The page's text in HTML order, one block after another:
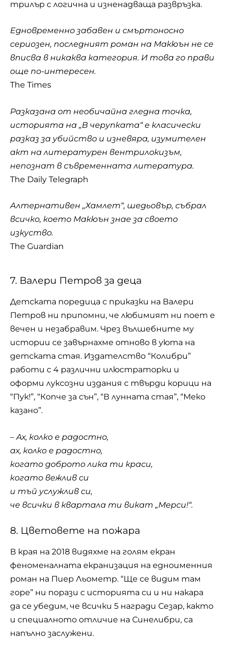
трилър с логична и изненадваща развръзка.
Едновременно забавен и смъртоносно
сериозен, последният роман на Макюън не се
вписва в никаква категория. И това го прави
още по-интересен.
The Times
Разказана от необичайна гледна точка,
историята на „В черупката“ е класически
разказ за убийство и изневяра, изумителен
акт на литературен вентрилокизъм,
непознат в съвременната литература.
The Daily Telegraph
Алтернативен „Хамлет“, шедьовър, събрал
всичко, което Макюън знае за своето
изкуство.
The Guardian
7. Валери Петров за деца
Детската поредица с приказки на Валери
Петров ни припомни, че любимият ни поет е
вечен и незабравим. Чрез вълшебните му
истории се завърнахме отново в уюта на
детската стая. Издателство “Колибри”
работи с 4 различни илюстраторки и
оформи луксозни издания с твърди корици на
“Пук!”, “Копче за сън”, “В лунната стая”, “Меко
казано”.
– Ах, колко е радостно,
ах, колко е радостно,
когато доброто лика ти краси,
когато вежлив си
и тъй услужлив си,
че всички в квартала ти викат „Мерси!“.
8. Цветовете на пожара
В края на 2018 видяхме на голям екран
феноменалната екранизация на едноименния
роман на Пиер Льометр. “Ще се видим там
горе” ни порази с историята си и ни накара
да се убедим, че всички 5 награди Сезар, както
и специалното отличие на Синелибри, са
напълно заслужени.